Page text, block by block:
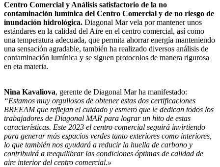
Centro Comercial y Análisis satisfactorio de la no
contaminación lumínica del Centro Comercial y de no riesgo de
inundación hidrológica. Diagonal Mar vela por mantener unos
estándares en la calidad del Aire en el centro comercial, así como
una temperatura adecuada, que permita ahorrar energía manteniendo
una sensación agradable, también ha realizado diversos análisis de
contaminación lumínica y se siguen protocolos de manera rigurosa
en eta materia.
Nina Kavaliova, gerente de Diagonal Mar ha manifestado:
“Estamos muy orgullosos de obtener estas dos certificaciones
BREEAM que reflejan el cuidado y esmero que le dedican todos los
trabajadores de Diagonal MAR para lograr un hito de estas
características. Este 2023 el centro comercial seguirá invirtiendo
para generar más espacios verdes tanto exteriores como interiores,
lo que también nos ayudará a reducir la huella de carbono y
contribuirá a reequilibrar las condiciones óptimas de calidad de
aire interior del centro comercial.»